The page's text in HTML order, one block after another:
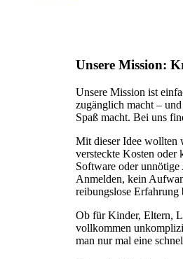
Unsere Mission:
Unsere Mission ist
zugänglich macht –
Spaß macht. Bei uns
Mit dieser Idee wollten
versteckte Kosten oder
Software oder
Anmelden, kein
reibungslose Erfahrung
Ob für Kinder, Eltern,
vollkommen
man nur mal eine